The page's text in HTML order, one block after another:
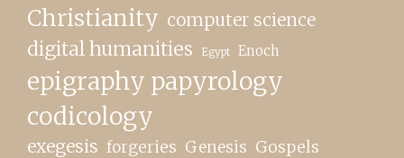
Christianity computer science
digital humanities Egypt Enoch
epigraphy papyrology
codicology
exegesis forgeries Genesis Gospels